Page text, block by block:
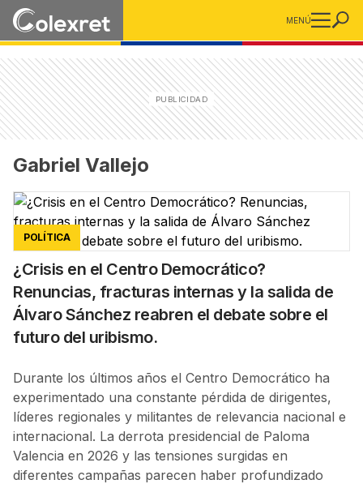
MENÚ
Gabriel Vallejo
POLÍTICA
¿Crisis en el Centro Democrático?
Renuncias, fracturas internas y la salida de
Álvaro Sánchez reabren el debate sobre el
futuro del uribismo.
Durante los últimos años el Centro Democrático ha
experimentado una constante pérdida de dirigentes,
líderes regionales y militantes de relevancia nacional e
internacional. La derrota presidencial de Paloma
Valencia en 2026 y las tensiones surgidas en
diferentes campañas parecen haber profundizado